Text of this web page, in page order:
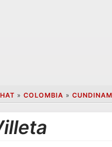
» COLOMBIA »